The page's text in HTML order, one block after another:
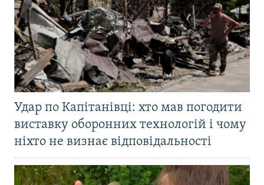
Удар по Капітанівці: хто мав погодити
виставку оборонних технологій і чому
ніхто не визнає відповідальності